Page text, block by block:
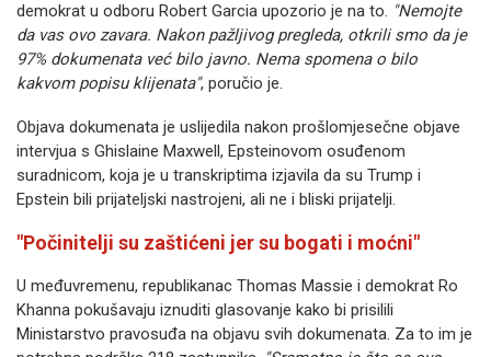
demokrat u odboru Robert Garcia upozorio je na to. "Nemojte
da vas ovo zavara. Nakon pažljivog pregleda, otkrili smo da je
97% dokumenata već bilo javno. Nema spomena o bilo
kakvom popisu klijenata", poručio je.
Objava dokumenata je uslijedila nakon prošlomjesečne objave
intervjua s Ghislaine Maxwell, Epsteinovom osuđenom
suradnicom, koja je u transkriptima izjavila da su Trump i
Epstein bili prijateljski nastrojeni, ali ne i bliski prijatelji.
"Počinitelji su zaštićeni jer su bogati i moćni"
U međuvremenu, republikanac Thomas Massie i demokrat Ro
Khanna pokušavaju iznuditi glasovanje kako bi prisilili
Ministarstvo pravosuđa na objavu svih dokumenata. Za to im je